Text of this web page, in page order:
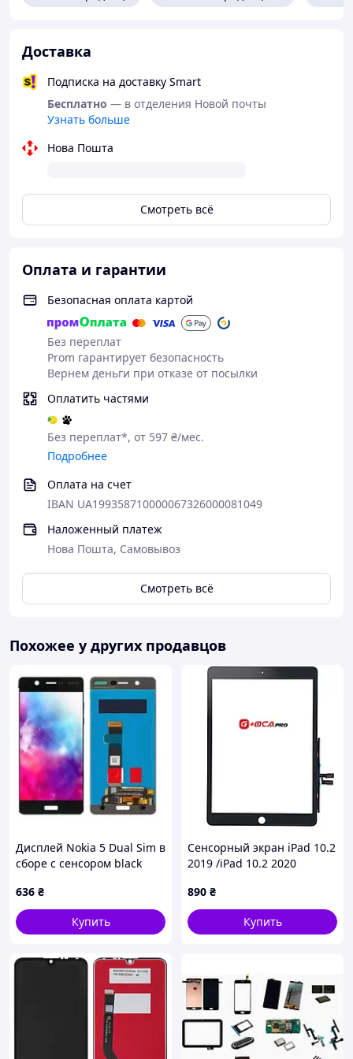
Доставка
Подписка на доставку Smart
Бесплатно — в отделения Новой почты
Узнать больше
Нова Пошта
Смотреть всё
Оплата и гарантии
Безопасная оплата картой
Без переплат
Prom гарантирует безопасность
Вернем деньги при отказе от посылки
Оплатить частями
Без переплат*, от 597 ₴/мес.
Подробнее
Оплата на счет
IBAN UA199358710000067326000081049
Наложенный платеж
Нова Пошта, Самовывоз
Смотреть всё
Похожее у других продавцов
Дисплей Nokia 5 Dual Sim в
сборе с сенсором black
636 ₴
Купить
Сенсорный экран iPad 10.2
2019 /iPad 10.2 2020
PRo
890 ₴
Купить